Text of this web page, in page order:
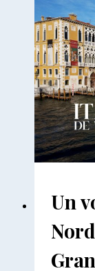
AILLEURS
|
Un